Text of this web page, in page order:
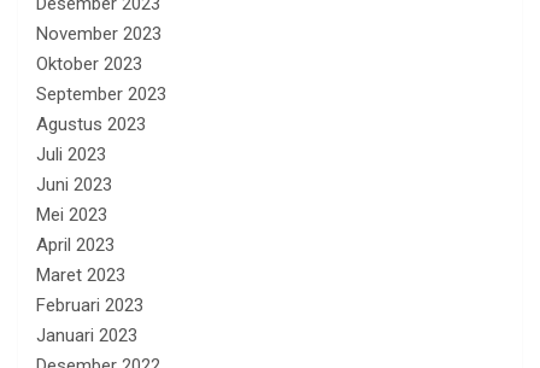
November 2023
Oktober 2023
September 2023
Agustus 2023
Juli 2023
Juni 2023
Mei 2023
April 2023
Maret 2023
Februari 2023
Januari 2023